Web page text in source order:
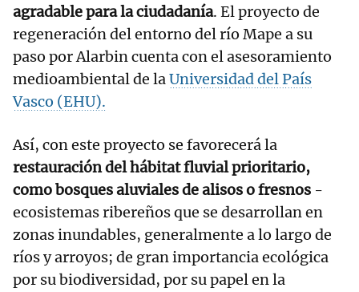
agradable para la ciudadanía. El proyecto de
regeneración del entorno del río Mape a su
paso por Alarbin cuenta con el asesoramiento
medioambiental de laUniversidad del País
Vasco (EHU).
Así, con este proyecto se favorecerá la
restauración del hábitat fluvial prioritario,
como bosques aluviales de alisos o fresnos -
ecosistemas ribereños que se desarrollan en
zonas inundables, generalmente a lo largo de
ríos y arroyos; de gran importancia ecológica
por su biodiversidad, por su papel en la